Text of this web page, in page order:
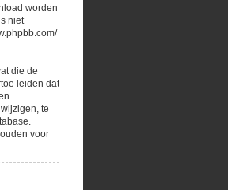
worden
niet
die de
leiden dat
te
voor